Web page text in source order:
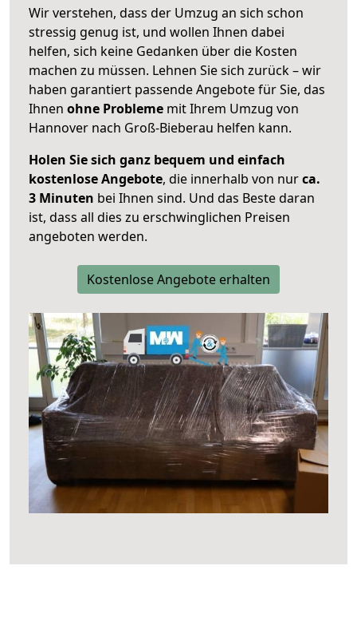
Wir verstehen, dass der Umzug an sich schon
stressig genug ist, und wollen Ihnen dabei
helfen, sich keine Gedanken über die Kosten
machen zu müssen. Lehnen Sie sich zurück – wir
haben garantiert passende Angebote für Sie, das
Ihnen ohne Probleme mit Ihrem Umzug von
Hannover nach Groß-Bieberau helfen kann.
Holen Sie sich ganz bequem und einfach
kostenlose Angebote, die innerhalb von nurca.
3 Minuten bei Ihnen sind. Und das Beste daran
ist, dass all dies zu erschwinglichen Preisen
angeboten werden.
Kostenlose Angebote erhalten